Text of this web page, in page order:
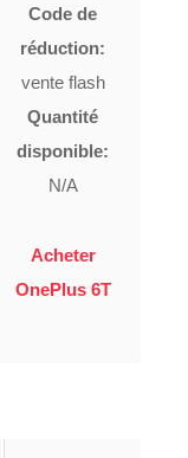
Code de
réduction:
vente flash
Quantité
disponible:
N/A
Acheter
OnePlus 6T